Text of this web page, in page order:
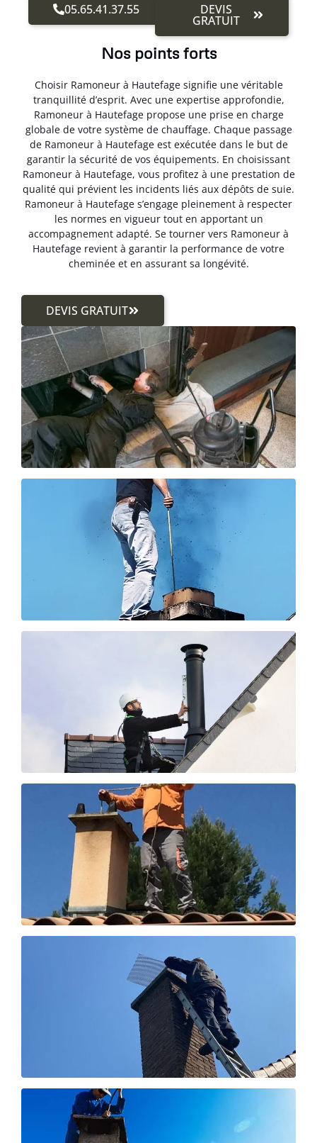
05.65.41.37.55 DEVIS
GRATUIT
Nos points forts
Choisir Ramoneur à Hautefage signifie une véritable
tranquillité d’esprit. Avec une expertise approfondie,
Ramoneur à Hautefage propose une prise en charge
globale de votre système de chauffage. Chaque passage
de Ramoneur à Hautefage est exécutée dans le but de
garantir la sécurité de vos équipements. En choisissant
Ramoneur à Hautefage, vous profitez à une prestation de
qualité qui prévient les incidents liés aux dépôts de suie.
Ramoneur à Hautefage s’engage pleinement à respecter
les normes en vigueur tout en apportant un
accompagnement adapté. Se tourner vers Ramoneur à
Hautefage revient à garantir la performance de votre
cheminée et en assurant sa longévité.
DEVIS GRATUIT